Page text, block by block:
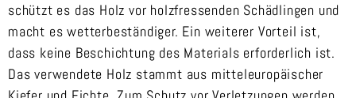
schützt es das Holz vor holzfressenden Schädlingen und
macht es wetterbeständiger. Ein weiterer Vorteil ist,
dass keine Beschichtung des Materials erforderlich ist.
Das verwendete Holz stammt aus mitteleuropäischer